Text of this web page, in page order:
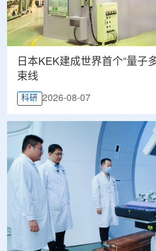
日本KEK建成世界首个“量子
束线
科研 2026-08-07